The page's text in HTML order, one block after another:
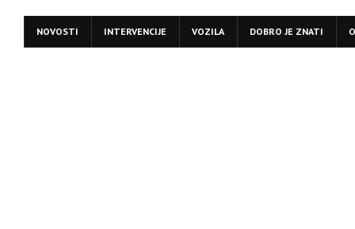
NOVOSTI INTERVENCIJE VOZILA DOBRO JE ZNATI